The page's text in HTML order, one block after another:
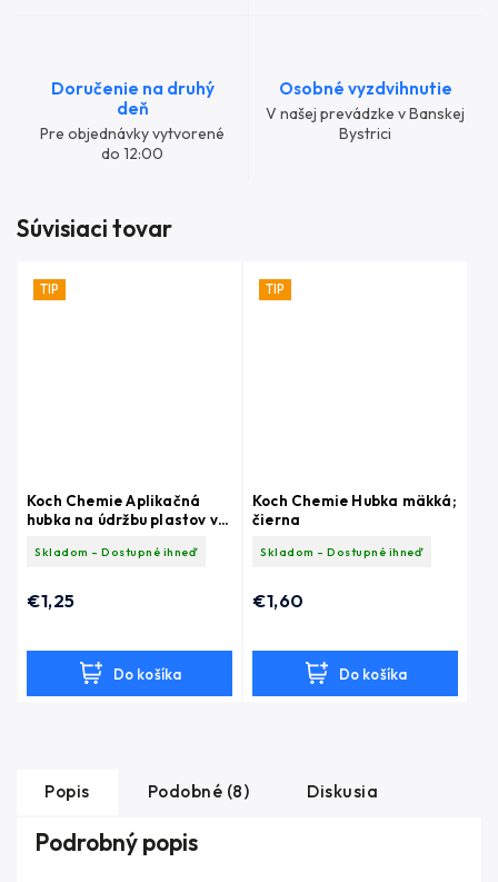
Doručenie na druhý
deň
Pre objednávky vytvorené
do 12:00
Osobné vyzdvihnutie
V našej prevádzke v Banskej
Bystrici
Súvisiaci tovar
TIP
Koch Chemie Aplikačná
hubka na údržbu plastov v
Skladom - Dostupné ihneď
€1,25
Do košíka
TIP
Koch Chemie Hubka mäkká;
čierna
Skladom - Dostupné ihneď
€1,60
Do košíka
Popis Podobné (8) Diskusia
Podrobný popis